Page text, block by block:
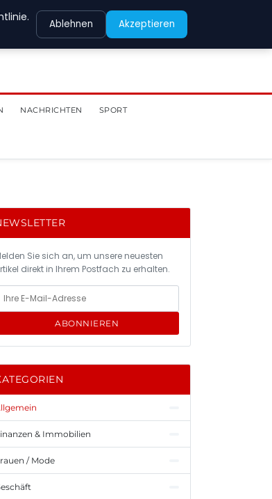
NACHRICHTEN SPORT
Sie sich an, um unsere neuesten
direkt in Ihrem Postfach zu erhalten.
ABONNIEREN
& Immobilien
/ Mode
Ablehnen Akzeptieren